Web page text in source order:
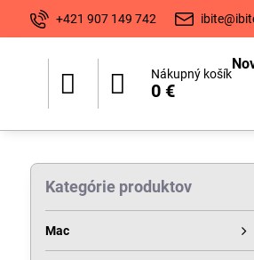
+421 907 149 742
Nákupný košík
0 €
Kategórie produktov
Mac